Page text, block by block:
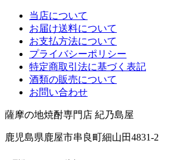
当店について
お届け送料について
お支払方法について
プライバシーポリシー
特定商取引法に基づく表記
酒類の販売について
お問い合わせ
薩摩の地焼酎専門店 紀乃島屋
鹿児島県鹿屋市串良町細山田4831-2